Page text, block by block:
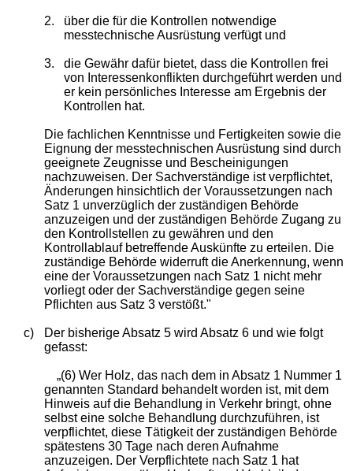
2.
über die für die Kontrollen notwendige
messtechnische Ausrüstung verfügt und
3.
die Gewähr dafür bietet, dass die Kontrollen frei
von Interessenkonflikten durchgeführt werden und
er kein persönliches Interesse am Ergebnis der
Kontrollen hat.
Die fachlichen Kenntnisse und Fertigkeiten sowie die
Eignung der messtechnischen Ausrüstung sind durch
geeignete Zeugnisse und Bescheinigungen
nachzuweisen. Der Sachverständige ist verpflichtet,
Änderungen hinsichtlich der Voraussetzungen nach
Satz 1 unverzüglich der zuständigen Behörde
anzuzeigen und der zuständigen Behörde Zugang zu
den Kontrollstellen zu gewähren und den
Kontrollablauf betreffende Auskünfte zu erteilen. Die
zuständige Behörde widerruft die Anerkennung, wenn
eine der Voraussetzungen nach Satz 1 nicht mehr
vorliegt oder der Sachverständige gegen seine
Pflichten aus Satz 3 verstößt."
c)
Der bisherige Absatz 5 wird Absatz 6 und wie folgt
gefasst:
„(6) Wer Holz, das nach dem in Absatz 1 Nummer 1
genannten Standard behandelt worden ist, mit dem
Hinweis auf die Behandlung in Verkehr bringt, ohne
selbst eine solche Behandlung durchzuführen, ist
verpflichtet, diese Tätigkeit der zuständigen Behörde
spätestens 30 Tage nach deren Aufnahme
anzuzeigen. Der Verpflichtete nach Satz 1 hat